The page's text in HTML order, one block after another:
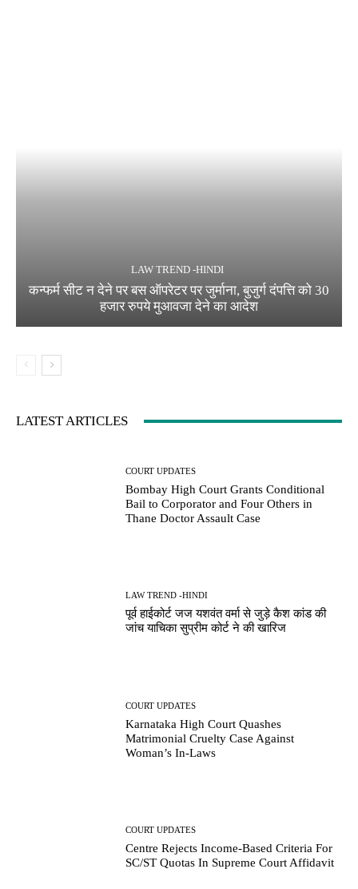
LAW TREND -HINDI
कन्फर्म सीट न देने पर बस ऑपरेटर पर जुर्माना, बुजुर्ग दंपत्ति को 30
हजार रुपये मुआवजा देने का आदेश
LATEST ARTICLES
COURT UPDATES
Bombay High Court Grants Conditional
Bail to Corporator and Four Others in
Thane Doctor Assault Case
LAW TREND -HINDI
पूर्व हाईकोर्ट जज यशवंत वर्मा से जुड़े कैश कांड की
जांच याचिका सुप्रीम कोर्ट ने की खारिज
COURT UPDATES
Karnataka High Court Quashes
Matrimonial Cruelty Case Against
Woman’s In-Laws
COURT UPDATES
Centre Rejects Income-Based Criteria For
SC/ST Quotas In Supreme Court Affidavit